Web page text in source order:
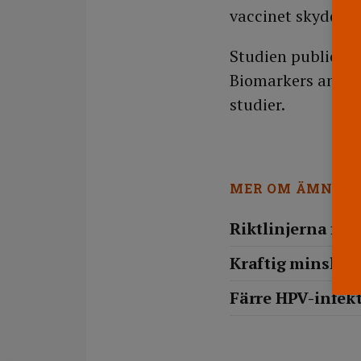
vaccinet
Studien
Biomarkers and
studier.
MER OM ÄMNET
Riktlinjerna för
Kraftig
Färre HPV-